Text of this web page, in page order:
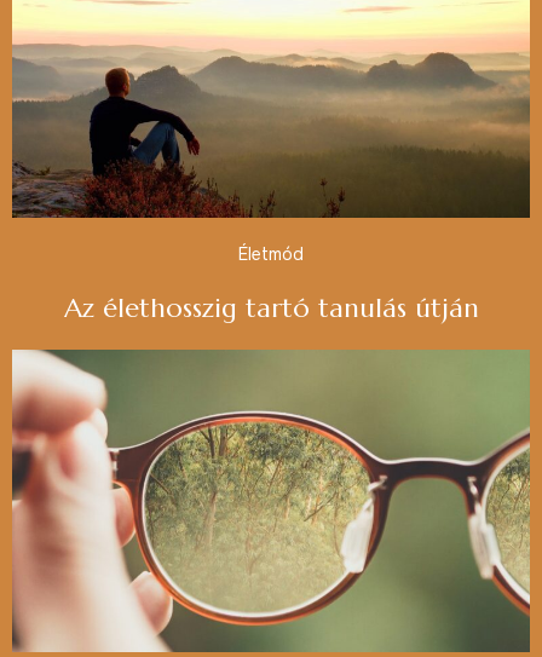
Életmód
Az élethosszig tartó tanulás útján